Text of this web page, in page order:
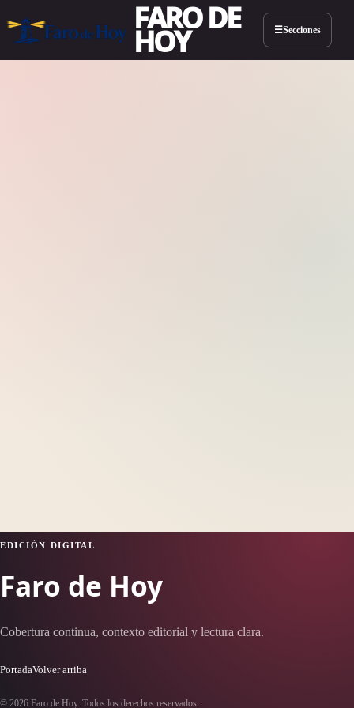
FARO DE
HOY ☰Secciones
EDICIÓN DIGITAL
Faro de Hoy
Cobertura continua, contexto editorial y lectura clara.
PortadaVolver arriba
© 2026 Faro de Hoy. Todos los derechos reservados.